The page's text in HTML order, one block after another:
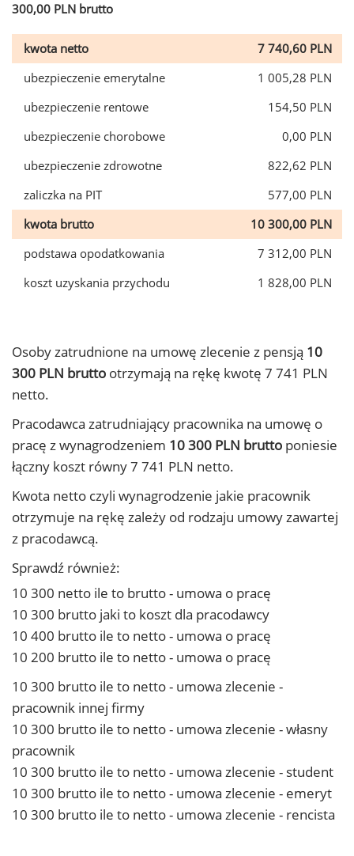
300,00 PLN brutto
kwota netto
7 740,60 PLN
ubezpieczenie emerytalne
1 005,28 PLN
ubezpieczenie rentowe
154,50 PLN
ubezpieczenie chorobowe
0,00 PLN
ubezpieczenie zdrowotne
822,62 PLN
zaliczka na PIT
577,00 PLN
kwota brutto
10 300,00 PLN
podstawa opodatkowania
7 312,00 PLN
koszt uzyskania przychodu
1 828,00 PLN
Osoby zatrudnione na umowę zlecenie z pensją 10
300 PLN brutto otrzymają na rękę kwotę 7 741 PLN
netto.
Pracodawca zatrudniający pracownika na umowę o
pracę z wynagrodzeniem 10 300 PLN brutto poniesie
łączny koszt równy 7 741 PLN netto.
Kwota netto czyli wynagrodzenie jakie pracownik
otrzymuje na rękę zależy od rodzaju umowy zawartej
z pracodawcą.
Sprawdź również:
10 300 netto ile to brutto - umowa o pracę
10 300 brutto jaki to koszt dla pracodawcy
10 400 brutto ile to netto - umowa o pracę
10 200 brutto ile to netto - umowa o pracę
10 300 brutto ile to netto - umowa zlecenie -
pracownik innej firmy
10 300 brutto ile to netto - umowa zlecenie - własny
pracownik
10 300 brutto ile to netto - umowa zlecenie - student
10 300 brutto ile to netto - umowa zlecenie - emeryt
10 300 brutto ile to netto - umowa zlecenie - rencista